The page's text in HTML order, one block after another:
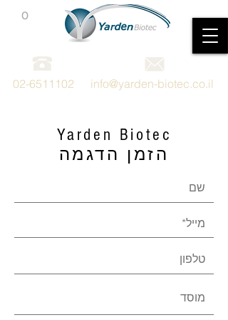
02-6511102 info@yarden-biotec.co.il
0
Yarden Biotec
הזמן הדגמה